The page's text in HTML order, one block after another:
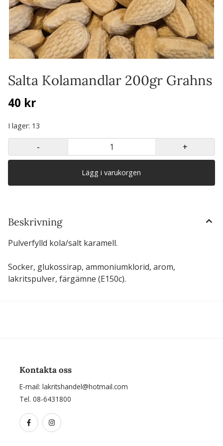
Salta Kolamandlar 200gr Grahns
40 kr
I lager: 13
- +
Beskrivning
Pulverfylld kola/salt karamell.
Socker, glukossirap, ammoniumklorid, arom,
lakritspulver, färgämne (E150c).
Kontakta oss
E-mail: lakritshandel@hotmail.com
Tel. 08-6431800